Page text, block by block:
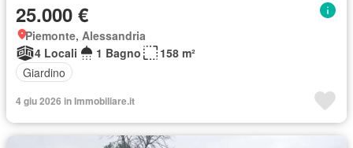
25.000 €
Piemonte, Alessandria
4 Locali
1 Bagno
158 m²
Giardino
4 giu 2026 in Immobiliare.it